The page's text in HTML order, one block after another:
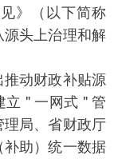
》（以下简称
源头上治理和解
动财政补贴源
立 " 一网式 " 管
局、省财政厅
助）统一数据